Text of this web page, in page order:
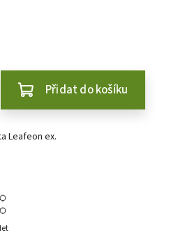
Přidat do košíku
Leafeon ex.